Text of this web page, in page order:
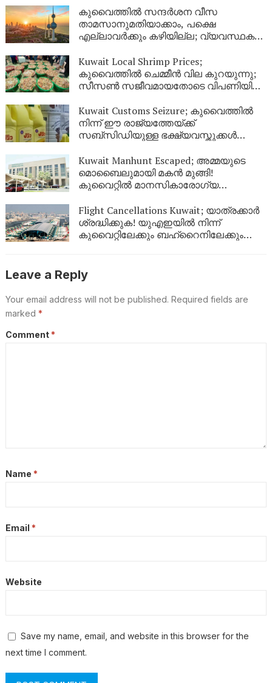
കുവൈത്തിൽ സന്ദർശന വീസ
താമസാനുമതിയാക്കാം, പക്ഷെ
എല്ലാവർക്കും കഴിയില്ല; വ്യവസ്ഥകൾ
Kuwait Local Shrimp Prices;
കുവൈത്തിൽ ചെമ്മീൻ വില കുറയുന്നു;
സീസൺ സജീവമായതോടെ വിപണിയിൽ
Kuwait Customs Seizure; കുവൈത്തിൽ
നിന്ന് ഈ രാജ്യത്തേയ്ക്ക്
സബ്സിഡിയുള്ള ഭക്ഷ്യവസ്തുക്കൾ
Kuwait Manhunt Escaped; അമ്മയുടെ
മൊബൈലുമായി മകൻ മുങ്ങി!
കുവൈറ്റിൽ മാനസികാരോഗ്യ
യുവാവിനായി പോലീസ് തിരച്ചിൽ
Flight Cancellations Kuwait; യാത്രക്കാർ
ശ്രദ്ധിക്കുക! യുഎഇയിൽ നിന്ന്
കുവൈറ്റിലേക്കും ബഹ്‌റൈനിലേക്കും
Leave a Reply
Your email address will not be published. Required fields are
marked *
Comment *
Name *
Email *
Website
Save my name, email, and website in this browser for the
next time I comment.